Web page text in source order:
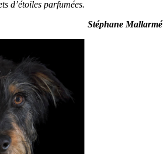
d’étoiles parfumées.
Stéphane Mallarmé